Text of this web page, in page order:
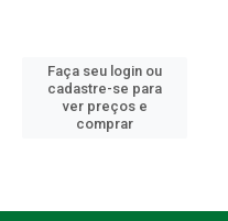
Faça seu login ou
cadastre-se para
ver preços e
comprar